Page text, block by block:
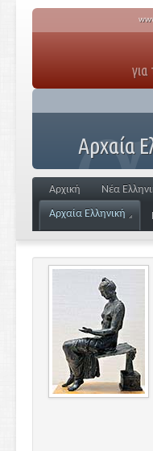
για
Αρχαία
Αρχική Νέα
Αρχαία Ελληνική